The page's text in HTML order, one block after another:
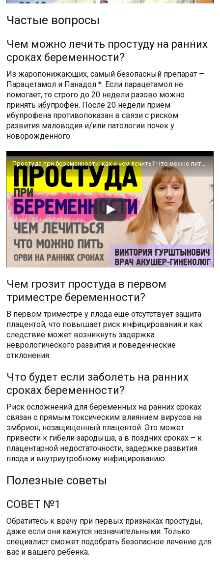
Частые вопросы
Чем можно лечить простуду на ранних
сроках беременности?
Из жаропонижающих, самый безопасный препарат —
Парацетамол и Панадол *. Если парацетамол не
помогает, то строго до 20 недели разово можно
принять ибупрофен. После 20 недели прием
ибупрофена противопоказан в связи с риском
развития маловодия и/или патологии почек у
новорожденного.
Простуда при беременности: как и чем лечить? Что можно пить беременным при простуде, а что нельзя?
Чем грозит простуда в первом
триместре беременности?
В первом триместре у плода еще отсутствует защита
плацентой, что повышает риск инфицирования и как
следствие может возникнуть задержка
неврологического развития и поведенческие
отклонения.
Что будет если заболеть на ранних
сроках беременности?
Риск осложнений для беременных на ранних сроках
связан с прямым токсическим влиянием вирусов на
эмбрион, незащищенный плацентой. Это может
привести к гибели зародыша, а в поздних сроках – к
плацентарной недостаточности, задержке развития
плода и внутриутробному инфицированию.
Полезные советы
СОВЕТ №1
Обратитесь к врачу при первых признаках простуды,
даже если они кажутся незначительными. Только
специалист сможет подобрать безопасное лечение для
вас и вашего ребенка.